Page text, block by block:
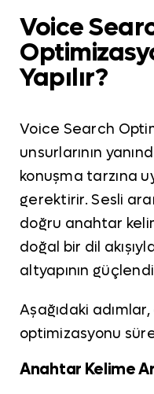
Voice
Yapılır?
Voice Search
unsurlarının
konuşma tarzına
gerektirir. Sesli
doğru anahtar
doğal bir dil
altyapının
Aşağıdaki
optimizasyonu
Anahtar Kelime